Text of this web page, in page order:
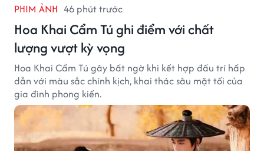
PHIM ẢNH 46 phút trước
Hoa Khai Cẩm Tú ghi điểm với chất
lượng vượt kỳ vọng
Hoa Khai Cẩm Tú gây bất ngờ khi kết hợp đấu trí hấp
dẫn với màu sắc chính kịch, khai thác sâu mặt tối của
gia đình phong kiến.